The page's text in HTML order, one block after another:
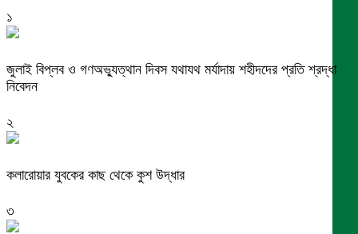
১
জুলাই বিপ্লব ও গণঅভ্যুত্থান দিবস যথাযথ মর্যাদায় শহীদদের প্রতি শ্রদ্ধা
নিবেদন
২
কলারোয়ার যুবকের কাছ থেকে কুশ উদ্ধার
৩